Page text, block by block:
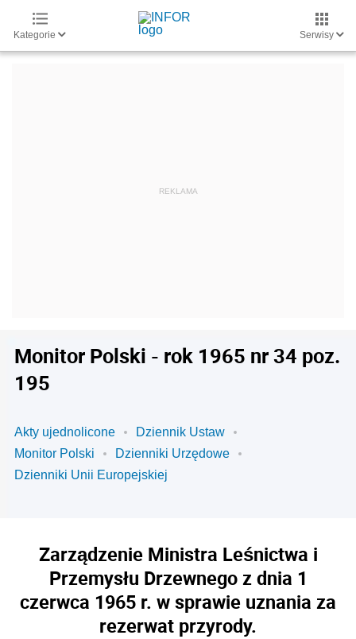
Kategorie Serwisy
Monitor Polski - rok 1965 nr 34 poz.
195
Akty ujednolicone
Dziennik Ustaw
Monitor Polski
Dzienniki Urzędowe
Dzienniki Unii Europejskiej
Zarządzenie Ministra Leśnictwa i
Przemysłu Drzewnego z dnia 1
czerwca 1965 r. w sprawie uznania za
rezerwat przyrody.